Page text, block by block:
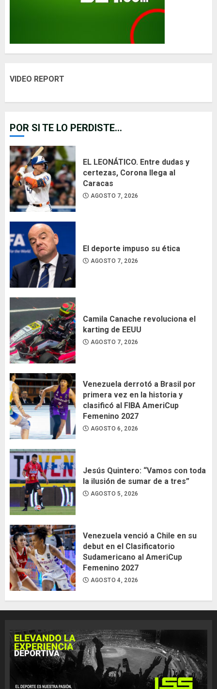
VIDEO REPORT
POR SI TE LO PERDISTE...
EL LEONÁTICO. Entre dudas y
certezas, Corona llega al
Caracas
AGOSTO 7, 2026
El deporte impuso su ética
AGOSTO 7, 2026
Camila Canache revoluciona el
karting de EEUU
AGOSTO 7, 2026
Venezuela derrotó a Brasil por
primera vez en la historia y
clasificó al FIBA AmeriCup
Femenino 2027
AGOSTO 6, 2026
Jesús Quintero: “Vamos con toda
la ilusión de sumar de a tres”
AGOSTO 5, 2026
Venezuela venció a Chile en su
debut en el Clasificatorio
Sudamericano al AmeriCup
Femenino 2027
AGOSTO 4, 2026